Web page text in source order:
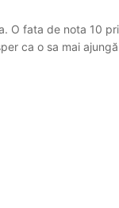
O fata de nota 10
ca o sa mai